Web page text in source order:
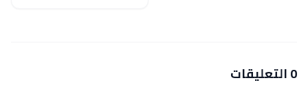
0 التعليقات